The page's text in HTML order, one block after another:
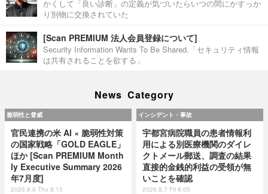
かくして「良い診断」の定義が気づいたらいつの間にかすっか
り別物に交換されていた
[Scan PREMIUM 法人会員登録について]
Security Information Wants To Be Shared.「セキュリティ情報
は共有されることを欲する」
News Category
脆弱性と脅威
官民連携の米 AI × 脆弱性対策
の国家戦略「GOLD EAGLE」
ほか [Scan PREMIUM Month
ly Executive Summary 2026
年7月度]
2026.8.6 Thu 8:15
インシデント・事故
宇都宮病院職員の患者情報利
用による別医療機関のダイレ
クトメール郵送、調査の結果
直接的金銭的利益の受領が無
いことを確認
2026.8.7 Fri 8:05